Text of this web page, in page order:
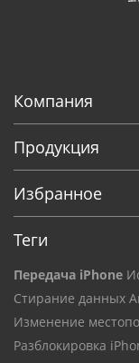
Компания
Продукция
Избранное
Теги
Передача iPhone
Стирание данных
Изменение
Разблокировка